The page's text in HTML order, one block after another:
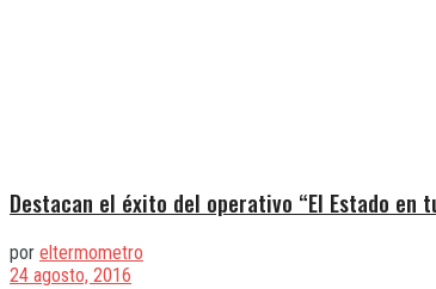
Destacan el éxito del operativo “El Estado en
por eltermometro
24 agosto, 2016